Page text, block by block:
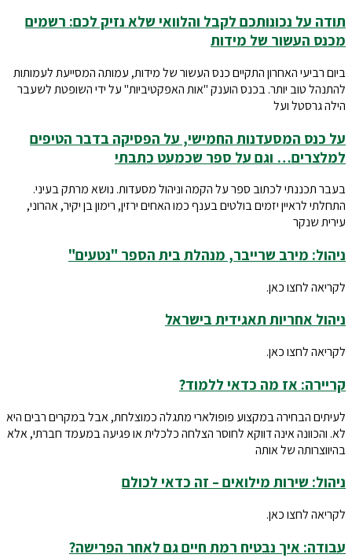
תודה על נכונותכם לקבל והלוואי שלא נזיק לכם: רשמים
מכנס העשור של מידות
ביום רביעי האחרון התקיים כנס העשור של מידות, עמותה המסייעת לעמותות
להתנהל טוב יותר. בכנס הוענק "אות האפקטיביות" על ידי השופטת לשעבר
הילה גרסטל ועל
על כנס המסעדנות החמישי, על הפסיקה בדבר הטיפים
למלצרים… וגם על ספר שכמעט כתבתי
בעבר תכננתי לכתוב ספר על הקמה וניהול מסעדות. נושא מרתק בעיני.
התחלתי לראיין יזמים בולטים בענף כמו האחים ירזין, רימון בן יקיר, אהרוני,
עירית שנקר
ניהול: מירב שרייבר, מנהלת בית הספר "נטעים"
לקריאה לחצו כאן.
ניהול אחריות תאגידית בישראל
לקריאה לחצו כאן.
קריירה: אז מה כדאי ללמוד?
לעיתים הבחירה במקצוע פופולארי מתגלה כמוצלחת, אבל במקרים רבים היא
לא. והכוונה אינה דווקא לחוסר הצלחה כלכלית או פגיעה במעמד חברתי, אלא
בהיווצרותה של אותה
ניהול: שירות מילואים – זה כדאי לכולם
לקריאה לחצו כאן.
עבודה: איך נבטיח רמת חיים גם לאחר הפרישה?